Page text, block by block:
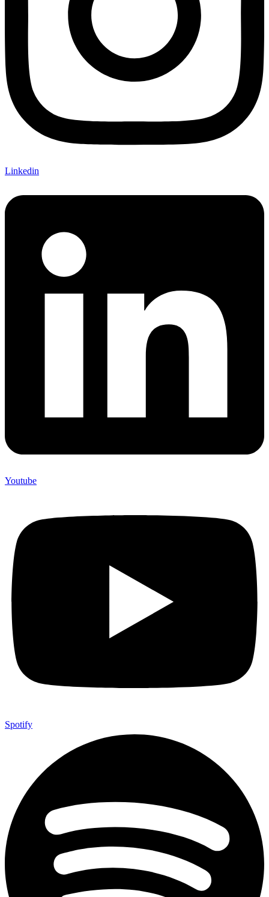
Linkedin
Youtube
Spotify